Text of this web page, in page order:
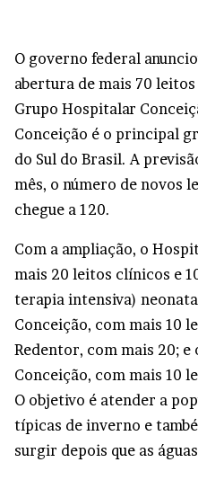
O governo federal
abertura de mais 70
Grupo Hospitalar
Conceição é o principal
do Sul do Brasil. A
mês, o número de novos
chegue a 120.
Com a ampliação, o
mais 20 leitos clínicos e
terapia intensiva)
Conceição, com mais 10
Redentor, com mais 20;
Conceição, com mais 10
O objetivo é atender a
típicas de inverno e
surgir depois que as